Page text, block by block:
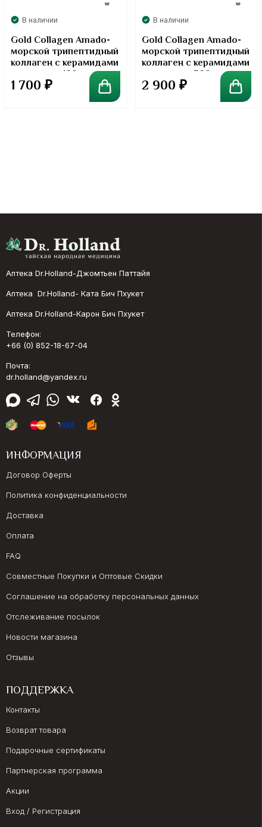
В наличии
Gold Collagen Amado-
морской трипептидный
коллаген с керамидами
в порошке. 100 грамм
1 700 ₽
В наличии
Gold Collagen Amado-
морской трипептидный
коллаген с керамидами
в порошке. 300 грамм
2 900 ₽
Аптека Dr.Holland-Джомтьен Паттайя
Аптека Dr.Holland- Ката Бич Пхукет
Аптека Dr.Holland-Карон Бич Пхукет
Телефон:
+66 (0) 852-18-67-04
Почта:
dr.holland@yandex.ru
ИНФОРМАЦИЯ
Договор Оферты
Политика конфиденциальности
Доставка
Оплата
FAQ
Совместные Покупки и Оптовые Скидки
Соглашение на обработку персональных данных
Отслеживание посылок
Новости магазина
Отзывы
ПОДДЕРЖКА
Контакты
Возврат товара
Подарочные сертификаты
Партнерская программа
Акции
Вход / Регистрация